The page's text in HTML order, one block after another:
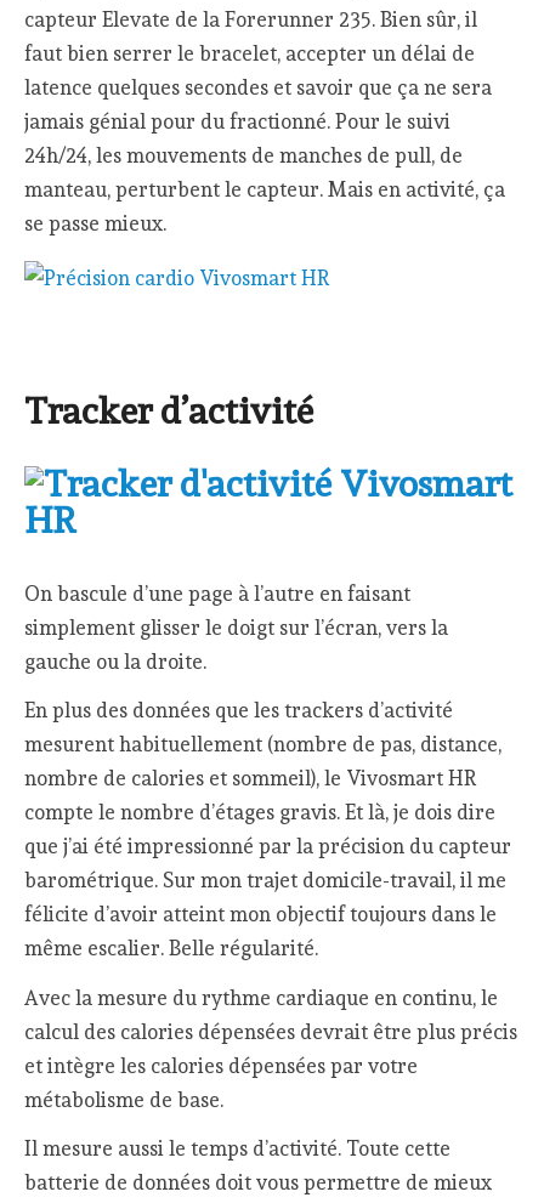
capteur Elevate de la Forerunner 235. Bien sûr, il
faut bien serrer le bracelet, accepter un délai de
latence quelques secondes et savoir que ça ne sera
jamais génial pour du fractionné. Pour le suivi
24h/24, les mouvements de manches de pull, de
manteau, perturbent le capteur. Mais en activité, ça
se passe mieux.
Tracker d’activité
On bascule d’une page à l’autre en faisant
simplement glisser le doigt sur l’écran, vers la
gauche ou la droite.
En plus des données que les trackers d’activité
mesurent habituellement (nombre de pas, distance,
nombre de calories et sommeil), le Vivosmart HR
compte le nombre d’étages gravis. Et là, je dois dire
que j’ai été impressionné par la précision du capteur
barométrique. Sur mon trajet domicile-travail, il me
félicite d’avoir atteint mon objectif toujours dans le
même escalier. Belle régularité.
Avec la mesure du rythme cardiaque en continu, le
calcul des calories dépensées devrait être plus précis
et intègre les calories dépensées par votre
métabolisme de base.
Il mesure aussi le temps d’activité. Toute cette
batterie de données doit vous permettre de mieux